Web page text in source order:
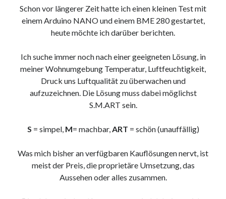
9. März 2018
Michaelzuthe wink of nintendo DS lite
chriszuVGN-P11Z auf SSD
VGN-P11Z auf SSD
zuVGN-P11Z Downgrade
VGN-P11Z auf SSD
Aktion
Schon vor längerer Zeit hatte ich einen kleinen Test mit
einem Arduino NANO und einem BME 280 gestartet,
heute möchte ich darüber berichten.
Ich suche immer noch nach einer geeigneten Lösung, in
meiner Wohnumgebung Temperatur, Luftfeuchtigkeit,
Druck uns Luftqualität zu überwachen und
aufzuzeichnen. Die Lösung muss dabei möglichst
S.M.ART sein.
S = simpel, M= machbar,ART = schön (unauffällig)
Was mich bisher an verfügbaren Kauflösungen nervt, ist
meist der Preis, die proprietäre Umsetzung, das
Aussehen oder alles zusammen.